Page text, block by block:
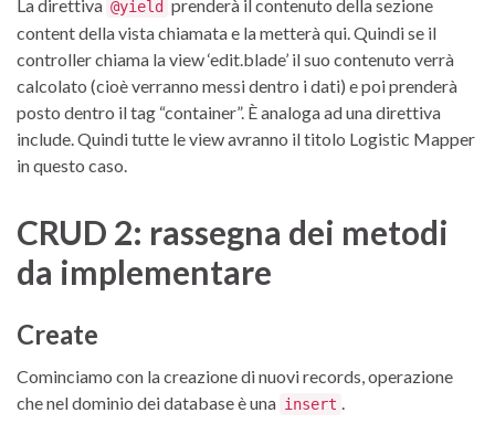
La direttiva @yield prenderà il contenuto della sezione
content della vista chiamata e la metterà qui. Quindi se il
controller chiama la view ‘edit.blade’ il suo contenuto verrà
calcolato (cioè verranno messi dentro i dati) e poi prenderà
posto dentro il tag “container”. È analoga ad una direttiva
include. Quindi tutte le view avranno il titolo Logistic Mapper
in questo caso.
CRUD 2: rassegna dei metodi
da implementare
Create
Cominciamo con la creazione di nuovi records, operazione
che nel dominio dei database è una insert .